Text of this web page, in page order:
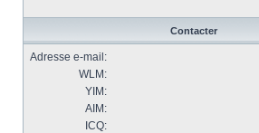
Contacter
Adresse e-mail:
WLM:
YIM:
AIM:
ICQ: